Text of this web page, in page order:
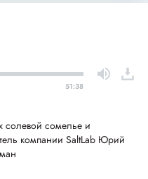
51:38
солевой сомелье и
компании SaltLab Юрий